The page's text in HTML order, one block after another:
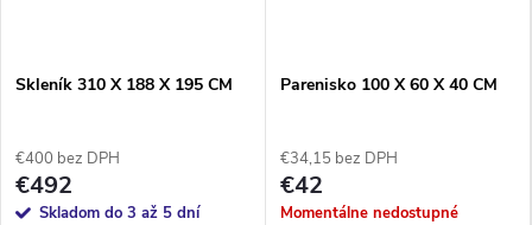
Skleník 310 X 188 X 195 CM
€400 bez DPH
€492
Skladom do 3 až 5 dní
Parenisko 100 X 60 X 40 CM
€34,15 bez DPH
€42
Momentálne nedostupné